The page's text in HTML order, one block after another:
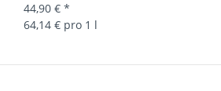
44,90 € *
64,14 € pro 1 l